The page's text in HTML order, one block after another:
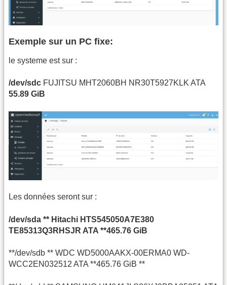
Exemple sur un PC fixe:
le systeme est sur :
/dev/sdc FUJITSU MHT2060BH NR30T5927KLK ATA
55.89 GiB
Les données seront sur :
/dev/sda ** Hitachi HTS545050A7E380
TE85313Q3RHSJR ATA **465.76 GiB
**/dev/sdb ** WDC WD5000AAKX-00ERMA0 WD-
WCC2EN032512 ATA **465.76 GiB **